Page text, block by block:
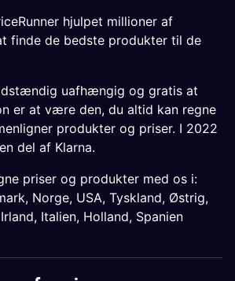
hjulpet millioner af
finde de bedste produkter til de
uafhængig og gratis at
er at være den, du altid kan regne
produkter og priser. I 2022
del af Klarna.
priser og produkter med os i:
, Norge, USA, Tyskland, Østrig,
Irland, Italien, Holland, Spanien